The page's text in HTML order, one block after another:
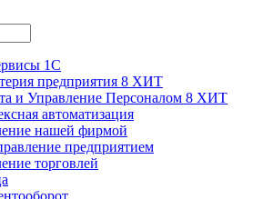
1С
предприятия 8 ХИТ
и Управление Персоналом 8 ХИТ
автоматизация
нашей фирмой
предприятием
торговлей